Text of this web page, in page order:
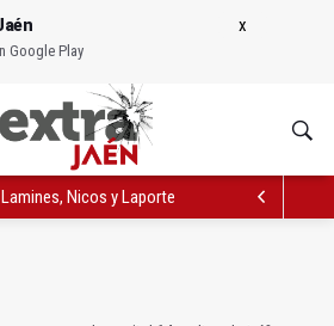
Google Play
Nicos y Laportes